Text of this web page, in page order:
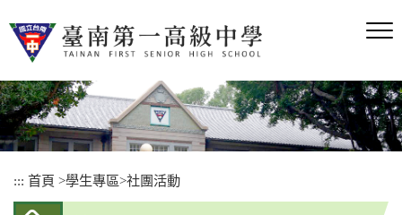
到
內
容
區
塊
::: 首頁 >學生專區>社團活動